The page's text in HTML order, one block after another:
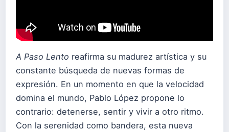
A Paso Lento reafirma su madurez artística y su
constante búsqueda de nuevas formas de
expresión. En un momento en que la velocidad
domina el mundo, Pablo López propone lo
contrario: detenerse, sentir y vivir a otro ritmo.
Con la serenidad como bandera, esta nueva